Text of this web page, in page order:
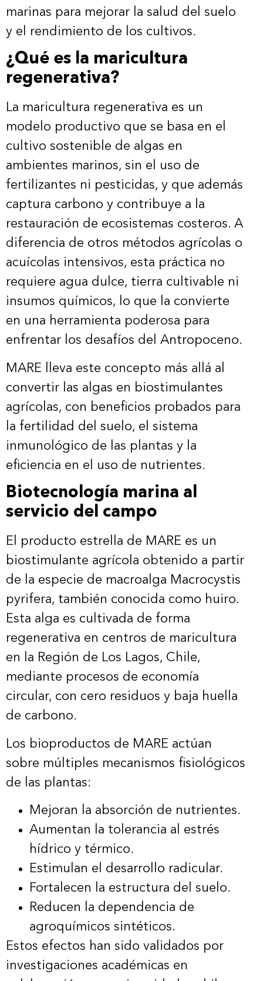
marinas para mejorar la salud del suelo
y el rendimiento de los cultivos.
¿Qué es la maricultura
regenerativa?
La maricultura regenerativa es un
modelo productivo que se basa en el
cultivo sostenible de algas en
ambientes marinos, sin el uso de
fertilizantes ni pesticidas, y que además
captura carbono y contribuye a la
restauración de ecosistemas costeros. A
diferencia de otros métodos agrícolas o
acuícolas intensivos, esta práctica no
requiere agua dulce, tierra cultivable ni
insumos químicos, lo que la convierte
en una herramienta poderosa para
enfrentar los desafíos del Antropoceno.
MARE lleva este concepto más allá al
convertir las algas en biostimulantes
agrícolas, con beneficios probados para
la fertilidad del suelo, el sistema
inmunológico de las plantas y la
eficiencia en el uso de nutrientes.
Biotecnología marina al
servicio del campo
El producto estrella de MARE es un
biostimulante agrícola obtenido a partir
de la especie de macroalga Macrocystis
pyrifera, también conocida como huiro.
Esta alga es cultivada de forma
regenerativa en centros de maricultura
en la Región de Los Lagos, Chile,
mediante procesos de economía
circular, con cero residuos y baja huella
de carbono.
Los bioproductos de MARE actúan
sobre múltiples mecanismos fisiológicos
de las plantas:
Mejoran la absorción de nutrientes.
Aumentan la tolerancia al estrés
hídrico y térmico.
Estimulan el desarrollo radicular.
Fortalecen la estructura del suelo.
Reducen la dependencia de
agroquímicos sintéticos.
Estos efectos han sido validados por
investigaciones académicas en